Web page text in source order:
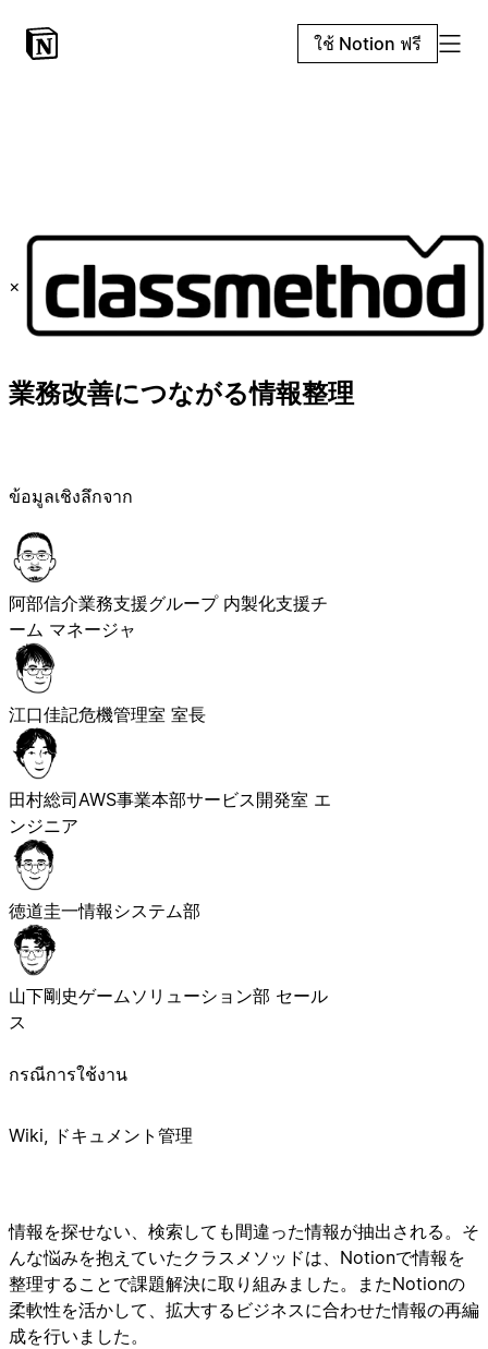
ใช้ Notion ฟรี
×
業務改善につながる情報整理
情報を探せない、検索しても間違った情報が抽出される。そ
んな悩みを抱えていたクラスメソッドは、Notionで情報を
整理することで課題解決に取り組みました。またNotionの
柔軟性を活かして、拡大するビジネスに合わせた情報の再編
成を行いました。
ข้อมูลเชิงลึกจาก
阿部信介業務支援グループ 内製化支援チ
ーム マネージャ
江口佳記危機管理室 室長
田村総司AWS事業本部サービス開発室 エ
ンジニア
徳道圭一情報システム部
山下剛史ゲームソリューション部 セール
ス
กรณีการใช้งาน
Wiki, ドキュメント管理